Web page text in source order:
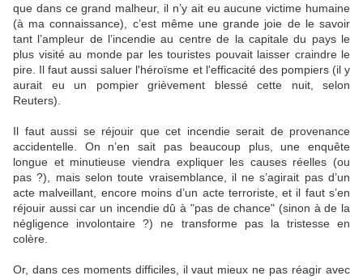
que dans ce grand malheur, il n’y ait eu aucune victime humaine
(à ma connaissance), c’est même une grande joie de le savoir
tant l’ampleur de l’incendie au centre de la capitale du pays le
plus visité au monde par les touristes pouvait laisser craindre le
pire. Il faut aussi saluer l'héroïsme et l'efficacité des pompiers (il y
aurait eu un pompier grièvement blessé cette nuit, selon
Reuters).
Il faut aussi se réjouir que cet incendie serait de provenance
accidentelle. On n’en sait pas beaucoup plus, une enquête
longue et minutieuse viendra expliquer les causes réelles (ou
pas ?), mais selon toute vraisemblance, il ne s’agirait pas d’un
acte malveillant, encore moins d’un acte terroriste, et il faut s’en
réjouir aussi car un incendie dû à "pas de chance" (sinon à de la
négligence involontaire ?) ne transforme pas la tristesse en
colère.
Or, dans ces moments difficiles, il vaut mieux ne pas réagir avec